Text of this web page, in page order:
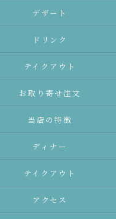
デザート
ドリンク
テイクアウト
お取り寄せ注文
当店の特徴
ディナー
テイクアウト
アクセス